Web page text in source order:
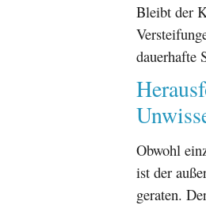
Bleibt der
dauerhafte
Obwohl
ist der
geraten.